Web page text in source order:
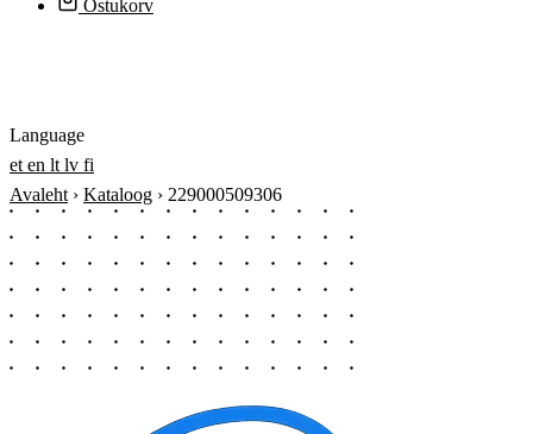
Ostukorv
Language
et en lt lv fi
Avaleht › Kataloog › 229000509306